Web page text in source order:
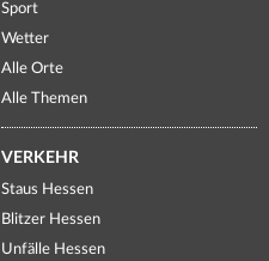
Sport
Wetter
Alle Orte
Alle Themen
VERKEHR
Staus Hessen
Blitzer Hessen
Unfälle Hessen